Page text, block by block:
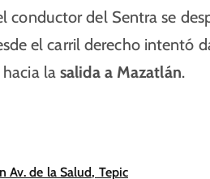
conductor del Sentra se
el carril derecho intentó
hacia lasalida a Mazatlán.
Av. de la Salud, Tepic